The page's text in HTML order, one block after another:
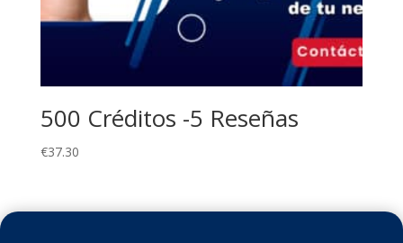
500 Créditos -5 Reseñas
€37.30